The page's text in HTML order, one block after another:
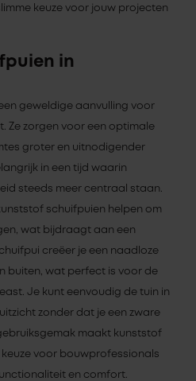
keuze voor jouw projecten
in
geweldige aanvulling voor
Ze zorgen voor een optimale
groter en uitnodigender
in een tijd waarin
steeds meer centraal staan.
schuifpuien helpen om
wat bijdraagt aan een
creëer je een naadloze
buiten, wat perfect is voor de
Je kunt eenvoudig de tuin in
zonder dat je een zware
maakt kunststof
voor bouwprofessionals
en comfort.